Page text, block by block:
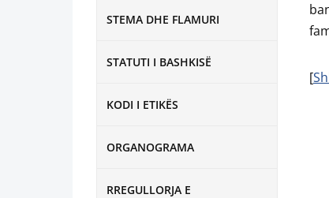
STEMA DHE FLAMURI
STATUTI I BASHKISË
KODI I ETIKËS
ORGANOGRAMA
RREGULLORJA E
[